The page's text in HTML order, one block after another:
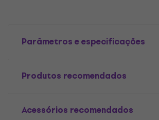
Parâmetros e especificações
Produtos recomendados
Acessórios recomendados